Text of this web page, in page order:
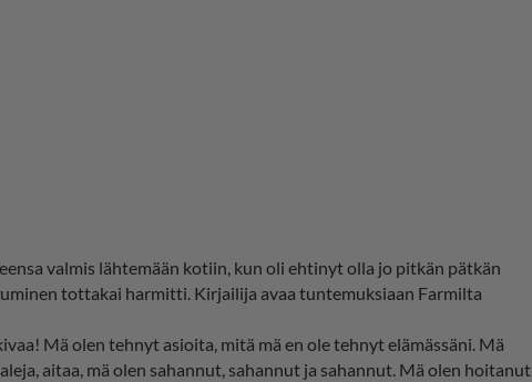
valmis lähtemään kotiin, kun oli ehtinyt olla jo pitkän pätkän
tottakai harmitti. Kirjailija avaa tuntemuksiaan Farmilta
Mä olen tehnyt asioita, mitä mä en ole tehnyt elämässäni. Mä
aitaa, mä olen sahannut, sahannut ja sahannut. Mä olen hoitanut